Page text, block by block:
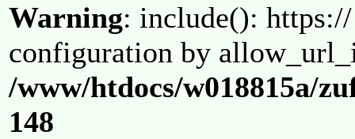
Warning: include():
configuration by
/www/htdocs/w018815a/
148